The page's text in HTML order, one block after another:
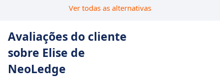
Ver todas as alternativas
Avaliações do cliente
sobre Elise de
NeoLedge